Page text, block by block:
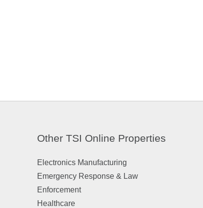
Other TSI Online Properties
Electronics Manufacturing
Emergency Response & Law
Enforcement
Healthcare